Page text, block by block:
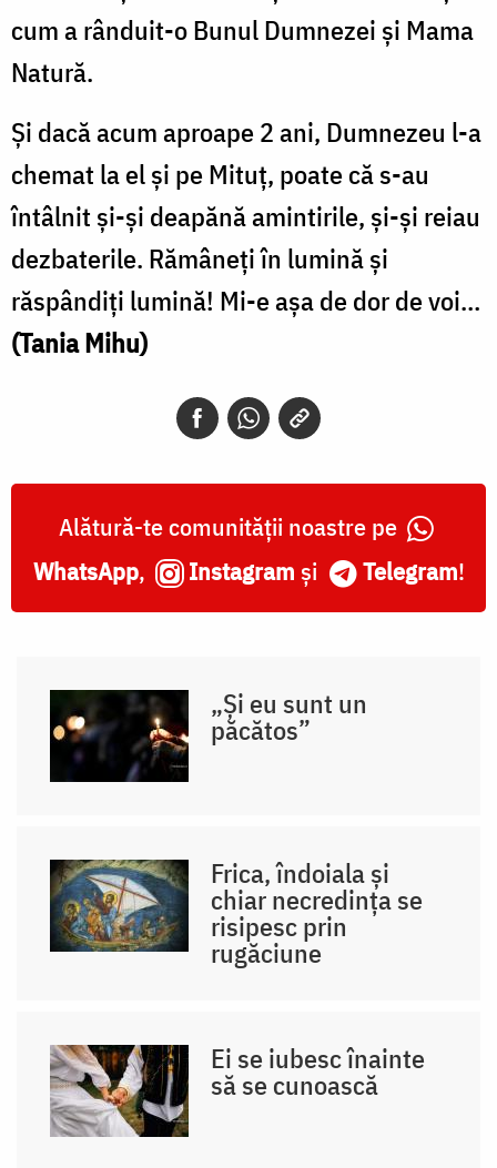
cum a rânduit-o Bunul Dumnezei și Mama
Natură.
Și dacă acum aproape 2 ani, Dumnezeu l-a
chemat la el și pe Mituț, poate că s-au
întâlnit și-și deapănă amintirile, și-și reiau
dezbaterile. Rămâneți în lumină și
răspândiți lumină! Mi-e așa de dor de voi…
(Tania Mihu)
Alătură-te comunității noastre pe
WhatsApp, Instagram și Telegram!
„Și eu sunt un
păcătos”
Frica, îndoiala și
chiar necredința se
risipesc prin
rugăciune
Ei se iubesc înainte
să se cunoască